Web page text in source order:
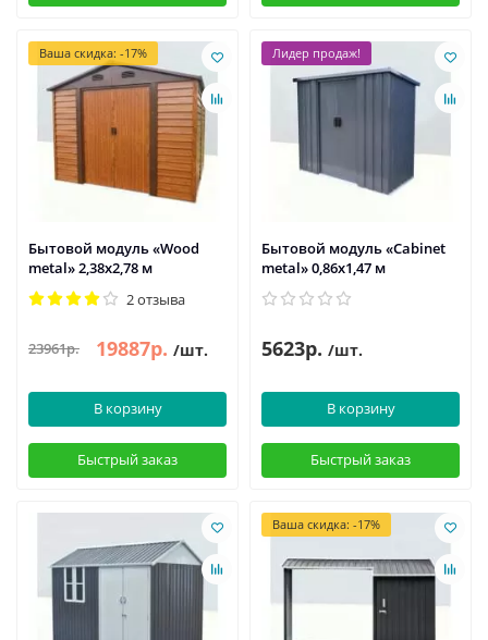
Ваша скидка: -17%
Бытовой модуль «Wood
metal» 2,38х2,78 м
2 отзыва
23961р. 19887р. /шт.
В корзину
Быстрый заказ
Лидер продаж!
Бытовой модуль «Cabinet
metal» 0,86х1,47 м
5623р. /шт.
В корзину
Быстрый заказ
Ваша скидка: -17%